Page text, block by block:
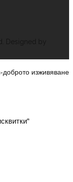
Designed by
доброто изживяване